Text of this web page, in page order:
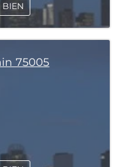
BIEN
75005